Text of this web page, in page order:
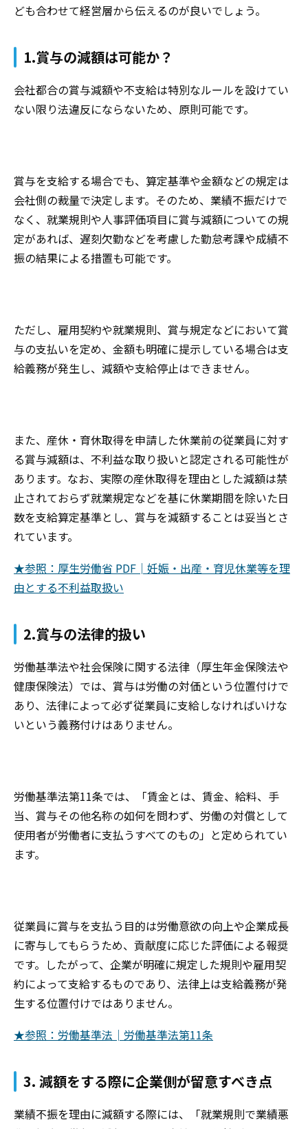
ども合わせて経営層から伝えるのが良いでしょう。
1.賞与の減額は可能か？
会社都合の賞与減額や不支給は特別なルールを設けてい
ない限り法違反にならないため、原則可能です。
賞与を支給する場合でも、算定基準や金額などの規定は
会社側の裁量で決定します。そのため、業績不振だけで
なく、就業規則や人事評価項目に賞与減額についての規
定があれば、遅刻欠勤などを考慮した勤怠考課や成績不
振の結果による措置も可能です。
ただし、雇用契約や就業規則、賞与規定などにおいて賞
与の支払いを定め、金額も明確に提示している場合は支
給義務が発生し、減額や支給停止はできません。
また、産休・育休取得を申請した休業前の従業員に対す
る賞与減額は、不利益な取り扱いと認定される可能性が
あります。なお、実際の産休取得を理由とした減額は禁
止されておらず就業規定などを基に休業期間を除いた日
数を支給算定基準とし、賞与を減額することは妥当とさ
れています。
★参照：厚生労働省 PDF│妊娠・出産・育児休業等を理
由とする不利益取扱い
2.賞与の法律的扱い
労働基準法や社会保険に関する法律（厚生年金保険法や
健康保険法）では、賞与は労働の対価という位置付けで
あり、法律によって必ず従業員に支給しなければいけな
いという義務付けはありません。
労働基準法第11条では、「賃金とは、賃金、給料、手
当、賞与その他名称の如何を問わず、労働の対償として
使用者が労働者に支払うすべてのもの」と定められてい
ます。
従業員に賞与を支払う目的は労働意欲の向上や企業成長
に寄与してもらうため、貢献度に応じた評価による報奨
です。したがって、企業が明確に規定した規則や雇用契
約によって支給するものであり、法律上は支給義務が発
生する位置付けではありません。
★参照：労働基準法│労働基準法第11条
3. 減額をする際に企業側が留意すべき点
業績不振を理由に減額する際には、「就業規則で業績悪